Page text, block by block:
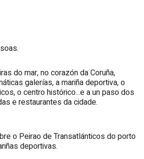
do mar, no corazón da Coruña,
galerías, a mariña deportiva, o
o centro histórico...e a un paso dos
e restaurantes da cidade.
o Peirao de Transatlánticos do porto
deportivas.